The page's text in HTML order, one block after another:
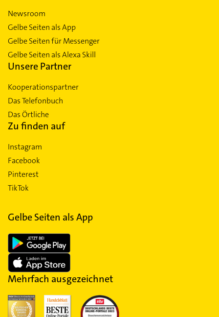
Newsroom
Gelbe Seiten als App
Gelbe Seiten für Messenger
Gelbe Seiten als Alexa Skill
Unsere Partner
Kooperationspartner
Das Telefonbuch
Das Örtliche
Zu finden auf
Instagram
Facebook
Pinterest
TikTok
Gelbe Seiten als App
Mehrfach ausgezeichnet